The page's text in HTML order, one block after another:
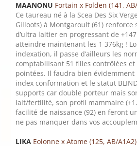
MAANONU Fortain x Folden (141,
Ce taureau né à la Scea Des Six
Gilloots) à Montgaroult (61) renforce
d’ultra laitier en progressant de
atteindre maintenant les 1 376kg !
indexation, il passe d’ailleurs les
comptabilisant 51 filles contrôlées et
pointées. Il faudra bien évidemment
index conformation et le statut
supports car double porteur mais
lait/fertilité, son profil mammaire
facilité de naissance (92) en feront
ne pas manquer dans vos
LIKA Eolonne x Atome (125, AB/A1A2)